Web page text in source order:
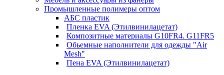
Промышленные полимеры оптом
АБС пластик
Пленка EVA (Этилвинилацетат)
Композитные материалы G10FR4. G11FR5
Обьемные наполнители для одежды "Air
Mesh"
Пена EVA (Этилвинилацетат)